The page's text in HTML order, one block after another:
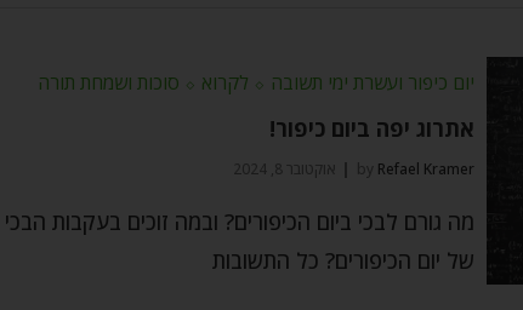
יום כיפור ועשרת ימי תשובה ⬦ לקרוא ⬦ סוכות ושמחת תורה
אתרוג יפה ביום כיפור!
by Refael Kramer אוקטובר 8, 2024
מה גורם לבכי ביום הכיפורים? ובמה זוכים בעקבות הבכי
של יום הכיפורים? כל התשובות